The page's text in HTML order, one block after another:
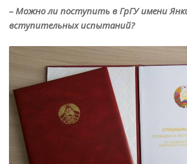
– Можно ли поступить в ГрГУ имени
вступительных испытаний?